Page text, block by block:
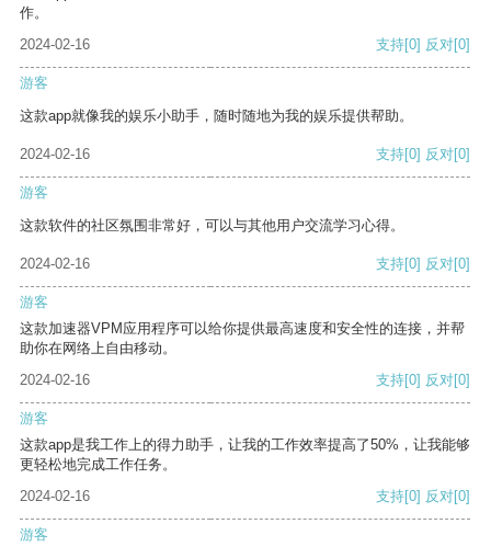
作。
2024-02-16
支持[0] 反对[0]
游客
这款app就像我的娱乐小助手，随时随地为我的娱乐提供帮助。
2024-02-16 支持[0] 反对[0]
游客
这款软件的社区氛围非常好，可以与其他用户交流学习心得。
2024-02-16 支持[0] 反对[0]
游客
这款加速器VPM应用程序可以给你提供最高速度和安全性的连接，并帮
助你在网络上自由移动。
2024-02-16
支持[0] 反对[0]
游客
这款app是我工作上的得力助手，让我的工作效率提高了50%，让我能够
更轻松地完成工作任务。
2024-02-16
支持[0] 反对[0]
游客